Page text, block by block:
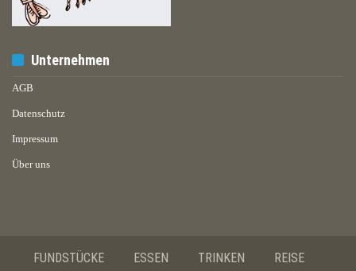
Unternehmen
AGB
Datenschutz
Impressum
Über uns
FUNDSTÜCKE ESSEN TRINKEN REISE